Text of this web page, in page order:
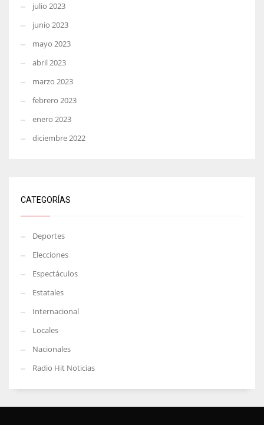
julio 2023
junio 2023
mayo 2023
abril 2023
marzo 2023
febrero 2023
enero 2023
diciembre 2022
CATEGORÍAS
Deportes
Elecciones
Espectáculos
Estatales
Internacional
Locales
Nacionales
Radio Hit Noticias